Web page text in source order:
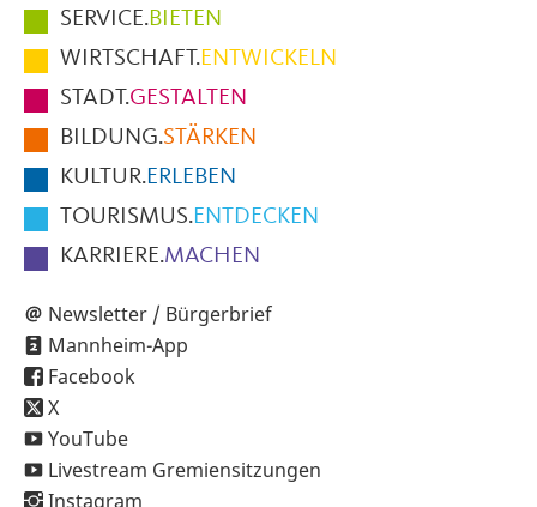
Hauptmenüpunkte
im
Fußbereich
der
Seite
SERVICE.BIETEN
WIRTSCHAFT.ENTWICKELN
STADT.GESTALTEN
BILDUNG.STÄRKEN
KULTUR.ERLEBEN
TOURISMUS.ENTDECKEN
KARRIERE.MACHEN
Newsletter / Bürgerbrief
Mannheim-App
Facebook
X
YouTube
Livestream Gremiensitzungen
Instagram